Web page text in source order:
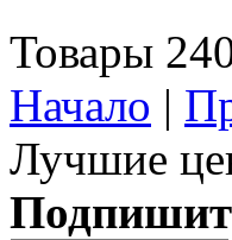
Товары
Начало |
Лучшие